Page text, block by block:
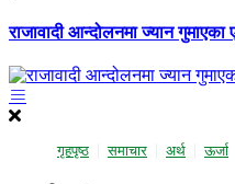
राजावादी आन्दोलनमा ज्यान
गृहपृष्ठ समाचार अर्थ ऊर्जा